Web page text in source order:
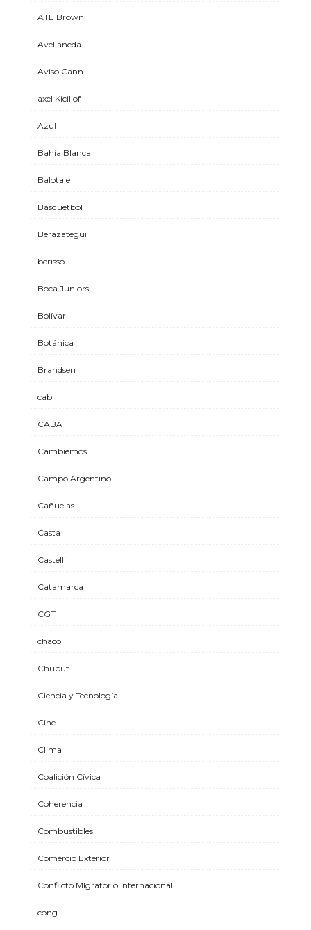
ATE Brown
Avellaneda
Aviso Cann
axel Kicillof
Azul
Bahía Blanca
Balotaje
Básquetbol
Berazategui
berisso
Boca Juniors
Bolívar
Botánica
Brandsen
cab
CABA
Cambiemos
Campo Argentino
Cañuelas
Casta
Castelli
Catamarca
CGT
chaco
Chubut
Ciencia y Tecnología
Cine
Clima
Coalición Cívica
Coherencia
Combustibles
Comercio Exterior
Conflicto MIgratorio Internacional
cong